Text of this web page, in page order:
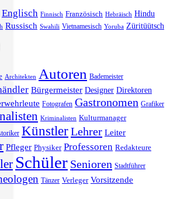
Englisch Finnisch Französisch Hebräisch Hindu
Russisch Swahili Vietnamesisch Yoruba Züritüütsch
Architekten Autoren Bademeister
Bürgermeister Designer Direktoren
Fotografen Gastronomen Grafiker
Kriminalisten Kulturmanager
KünstlerLehrer Leiter
Pfleger Physiker Professoren Redakteure
Schüler Senioren Stadtführer
Tänzer Verleger Vorsitzende